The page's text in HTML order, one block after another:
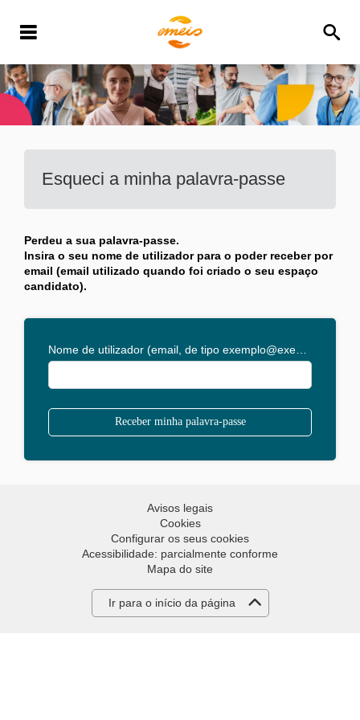
Esqueci a minha palavra-passe
Perdeu a sua palavra-passe.
Insira o seu nome de utilizador para o poder receber por
email (email utilizado quando foi criado o seu espaço
candidato).
Avisos legais
Cookies
Configurar os seus cookies
Acessibilidade: parcialmente conforme
Mapa do site
Ir para o início da página